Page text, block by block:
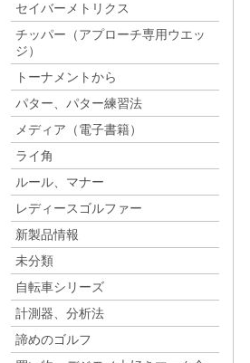
セイバーメトリクス
チッパー（アプローチ専用ウエッ
ジ）
トーナメントから
パター、パター練習法
メディア（電子書籍）
ライ角
ルール、マナー
レディースゴルファー
新製品情報
未分類
自転車シリーズ
計測器、分析法
諦めのゴルフ